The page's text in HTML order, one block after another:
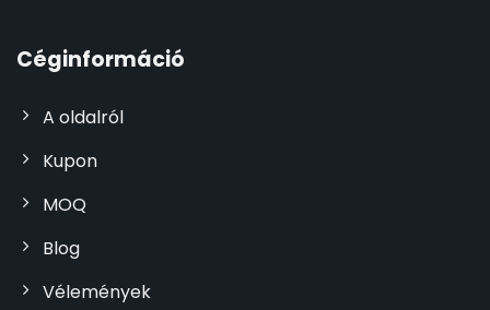
Céginformáció
A oldalról
Kupon
MOQ
Blog
Vélemények